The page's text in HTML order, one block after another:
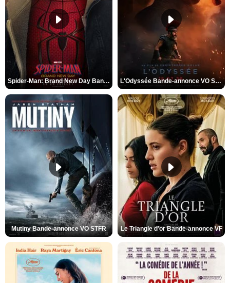
Spider-Man: Brand New Day Bande-annonce VO STFR L'Odyssée Bande-annonce VO STFR
Mutiny Bande-annonce VO STFR Le Triangle d'or Bande-annonce VF